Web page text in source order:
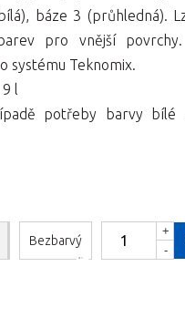
báze 3 (průhledná).
pro vnější
systému Teknomix.
l
potřeby barvy bílé
Bezbarvý
+
-